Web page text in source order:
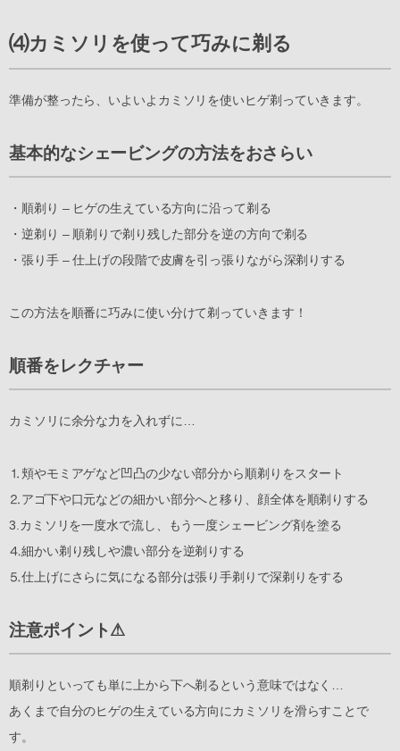
⑷カミソリを使って巧みに剃る
準備が整ったら、いよいよカミソリを使いヒゲ剃っていきます。
基本的なシェービングの方法をおさらい
・順剃り – ヒゲの生えている方向に沿って剃る
・逆剃り – 順剃りで剃り残した部分を逆の方向で剃る
・張り手 – 仕上げの段階で皮膚を引っ張りながら深剃りする
この方法を順番に巧みに使い分けて剃っていきます！
順番をレクチャー
カミソリに余分な力を入れずに…
⒈頬やモミアゲなど凹凸の少ない部分から順剃りをスタート
⒉アゴ下や口元などの細かい部分へと移り、顔全体を順剃りする
3.カミソリを一度水で流し、もう一度シェービング剤を塗る
⒋細かい剃り残しや濃い部分を逆剃りする
⒌仕上げにさらに気になる部分は張り手剃りで深剃りをする
注意ポイント⚠︎
順剃りといっても単に上から下へ剃るという意味ではなく…
あくまで自分のヒゲの生えている方向にカミソリを滑らすことで
す。